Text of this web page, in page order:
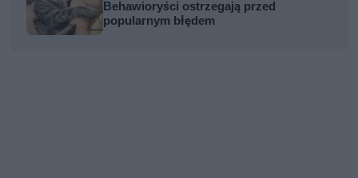
Behawioryści ostrzegają przed
popularnym błędem